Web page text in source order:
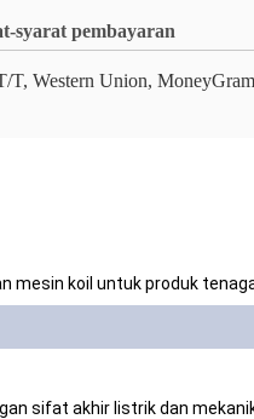
syarat pembayaran
T, Western Union, MoneyGram
mesin koil untuk produk
sifat akhir listrik dan